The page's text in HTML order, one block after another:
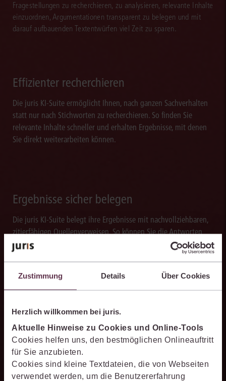
Zustimmung Details Über Cookies
Herzlich willkommen bei juris.
Aktuelle Hinweise zu Cookies und Online-Tools
Cookies helfen uns, den bestmöglichen Onlineauftritt
für Sie anzubieten.
Cookies sind kleine Textdateien, die von Webseiten
verwendet werden, um die Benutzererfahrung
Fragestellungen zu recherchieren, zu analysieren, relevante Inhalte
einzuordnen, Argumentationen transparent zu belegen und mit
darauf aufbauenden Textentwürfen viel Zeit zu sparen.
Effizienter recherchieren
Die juris KI-Suite ermöglicht Ihnen, nach ganzen Sachverhalten
statt nur nach Stichworten zu recherchieren. So finden Sie
relevante Inhalte schneller und erhalten Ergebnisse, mit denen
Sie direkt weiterarbeiten können.
Ergebnisse sicher belegen
Die juris KI-Suite belegt ihre Ergebnisse mit nachvollziehbaren,
zitierfähigen Quellenverweisen. So können Sie die Antworten
transparent prüfen, fachlich einordnen und auf einer belastbaren
Grundlage weiterverarbeiten.
Schneller analysieren
Die juris KI-Suite beschleunigt die Analyse komplexer
juristischer Fragestellungen. Sie hilft dabei, Sachverhalte
einzuordnen, Zusammenhänge zu erkennen und belastbare
Ansatzpunkte für die weitere Bearbeitung zu gewinnen. Dabei